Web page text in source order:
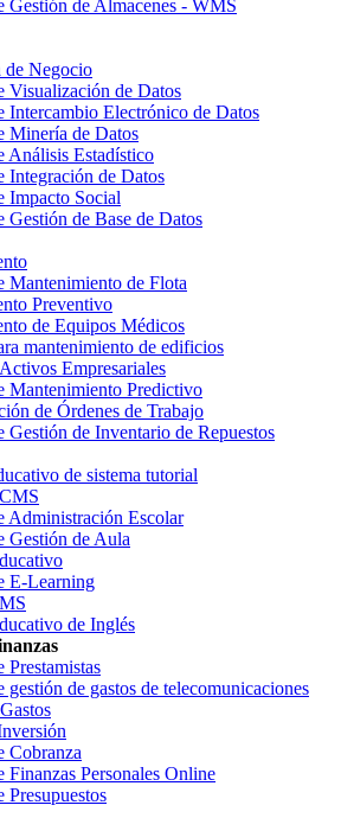
Gestión de Almacenes - WMS
de Negocio
Visualización de Datos
Intercambio Electrónico de Datos
Minería de Datos
Análisis Estadístico
Integración de Datos
Impacto Social
Gestión de Base de Datos
Mantenimiento de Flota
Preventivo
de Equipos Médicos
mantenimiento de edificios
Empresariales
Mantenimiento Predictivo
de Órdenes de Trabajo
Gestión de Inventario de Repuestos
de sistema tutorial
Administración Escolar
Gestión de Aula
E-Learning
de Inglés
Prestamistas
gestión de gastos de telecomunicaciones
Cobranza
Finanzas Personales Online
Presupuestos